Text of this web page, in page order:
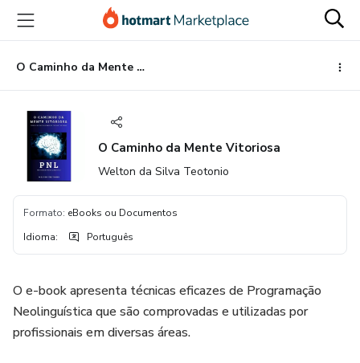
para
conteúdo
principal
para
pagamento
para
rodapé
O Caminho da Mente Vitoriosa
O Caminho da Mente Vitoriosa
Welton da Silva Teotonio
Formato: eBooks ou Documentos
Idioma: Português
O e-book apresenta técnicas eficazes de Programação
Neolinguística que são comprovadas e utilizadas por
profissionais em diversas áreas.